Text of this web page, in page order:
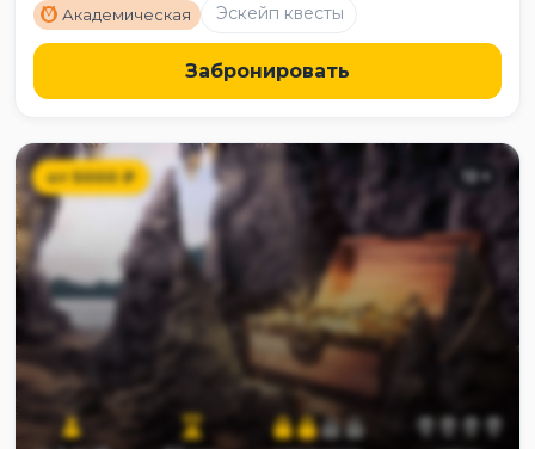
M Академическая Эскейп квесты
Забронировать
от5000₽ 12 +